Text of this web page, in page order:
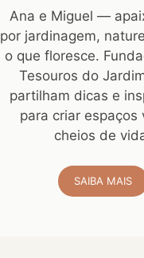
Ana e Miguel —
por jardinagem,
o que floresce.
Tesouros do
partilham dicas e
para criar espaços
cheios de
SAIBA MAIS